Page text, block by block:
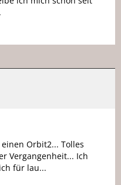
Orbit2... Tolles
Vergangenheit... Ich
für lau...